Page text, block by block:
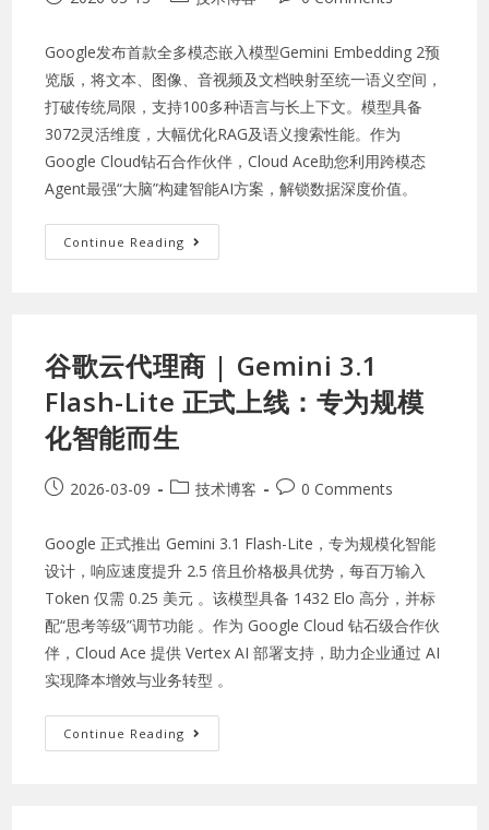
Google发布首款全多模态嵌入模型Gemini Embedding 2预
览版，将文本、图像、音视频及文档映射至统一语义空间，
打破传统局限，支持100多种语言与长上下文。模型具备
3072灵活维度，大幅优化RAG及语义搜索性能。作为
Google Cloud钻石合作伙伴，Cloud Ace助您利用跨模态
Agent最强“大脑”构建智能AI方案，解锁数据深度价值。
Continue Reading
谷歌云代理商 | Gemini 3.1
Flash-Lite 正式上线：专为规模
化智能而生
2026-03-09 技术博客 0 Comments
Google 正式推出 Gemini 3.1 Flash-Lite，专为规模化智能
设计，响应速度提升 2.5 倍且价格极具优势，每百万输入
Token 仅需 0.25 美元 。该模型具备 1432 Elo 高分，并标
配“思考等级”调节功能 。作为 Google Cloud 钻石级合作伙
伴，Cloud Ace 提供 Vertex AI 部署支持，助力企业通过 AI
实现降本增效与业务转型 。
Continue Reading